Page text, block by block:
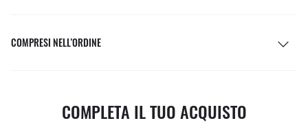
COMPRESI NELL’ORDINE
COMPLETA IL TUO ACQUISTO